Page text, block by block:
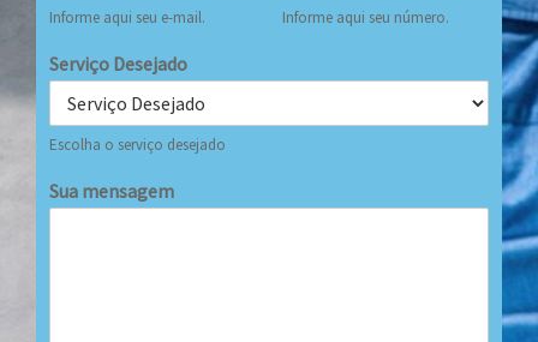
Informe aqui seu e-mail. Informe aqui seu número.
Serviço Desejado
Escolha o serviço desejado
Sua mensagem